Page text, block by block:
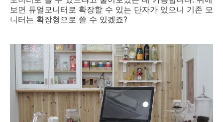
보면 듀얼모니터로 확장할 수 있는 단자가 있으니 기존 모
니터는 확장형으로 쓸 수 있겠죠?